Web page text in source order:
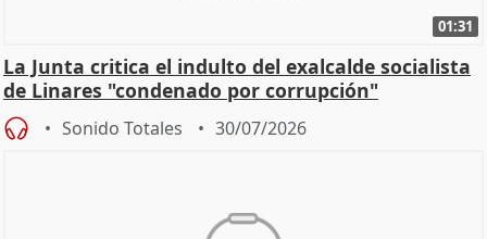
01:31
La Junta critica el indulto del exalcalde socialista
de Linares "condenado por corrupción"
Sonido Totales 30/07/2026